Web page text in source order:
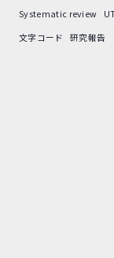
Systematic review
文字コード
研究報告